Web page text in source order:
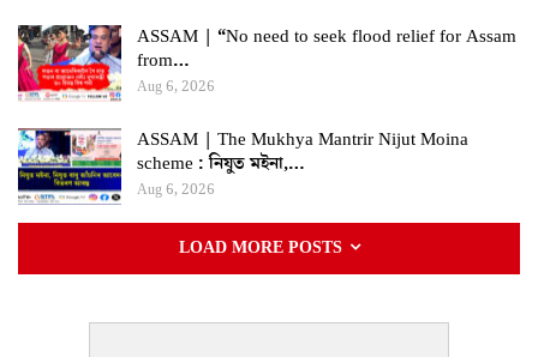
ASSAM | “No need to seek flood relief for Assam
from…
Aug 6, 2026
ASSAM | The Mukhya Mantrir Nijut Moina
scheme : নিযুত মইনা,…
Aug 6, 2026
LOAD MORE POSTS